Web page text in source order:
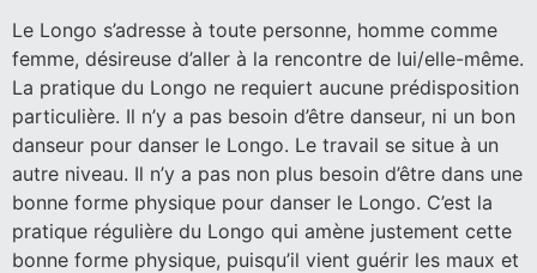
Le Longo s’adresse à toute personne, homme comme
femme, désireuse d’aller à la rencontre de lui/elle-même.
La pratique du Longo ne requiert aucune prédisposition
particulière. Il n’y a pas besoin d’être danseur, ni un bon
danseur pour danser le Longo. Le travail se situe à un
autre niveau. Il n’y a pas non plus besoin d’être dans une
bonne forme physique pour danser le Longo. C’est la
pratique régulière du Longo qui amène justement cette
bonne forme physique, puisqu’il vient guérir les maux et